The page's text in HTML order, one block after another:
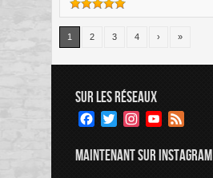
1 2 3 4 › »
SUR LES RÉSEAUX
Facebook
TwitterInstagramYouTube
MAINTENANT SUR INSTAGRAM